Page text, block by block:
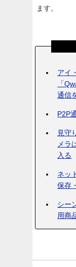
ます。
アイ
「
通信
P2P
見守
メラ
入る
ネッ
保存
シー
用商